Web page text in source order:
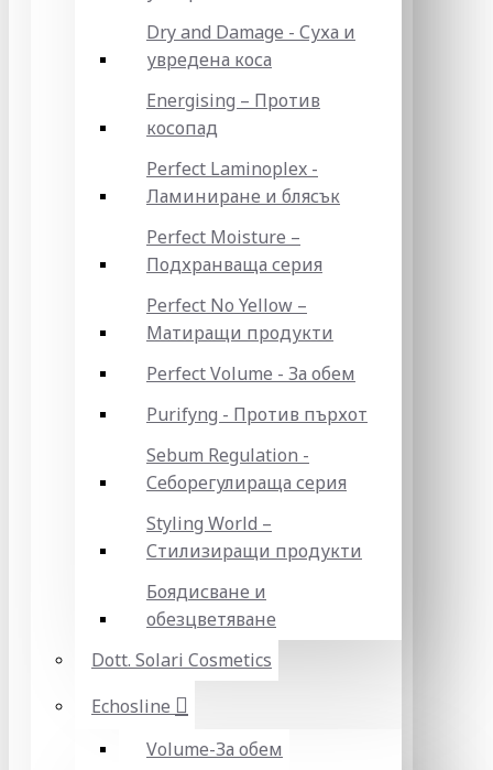
Dry and Damage - Суха и
увредена коса
Energising – Против
косопад
Perfect Laminoplex -
Ламиниране и блясък
Perfect Moisture –
Подхранваща серия
Perfect No Yellow –
Матиращи продукти
Perfect Volume - За обем
Purifyng - Против пърхот
Sebum Regulation -
Себорегулираща серия
Styling World –
Стилизиращи продукти
Боядисване и
обезцветяване
Dott. Solari Cosmetics
Echosline
Volume-За обем